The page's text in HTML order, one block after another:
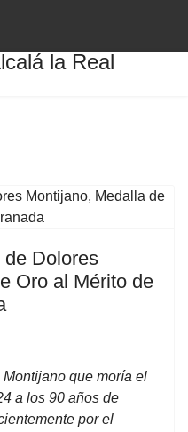
Dolores
Oro al Mérito de
que moría el
a los 90 años de
por el